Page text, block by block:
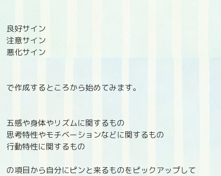
良好サイン
注意サイン
悪化サイン
で作成するところから始めてみます。
五感や身体やリズムに関するもの
思考特性やモチベーションなどに関するもの
行動特性に関するもの
の項目から自分にピンと来るものをピックアップして